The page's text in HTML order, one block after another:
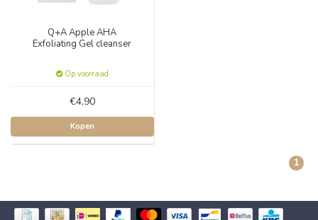
Q+A Apple AHA
Exfoliating Gel cleanser
Op voorraad
€4,90
Kopen
1